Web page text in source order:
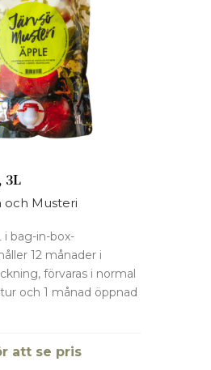
3L
och Musteri
bag-in-box-
12 månader i
förvaras i normal
och 1 månad öppnad
att se pris